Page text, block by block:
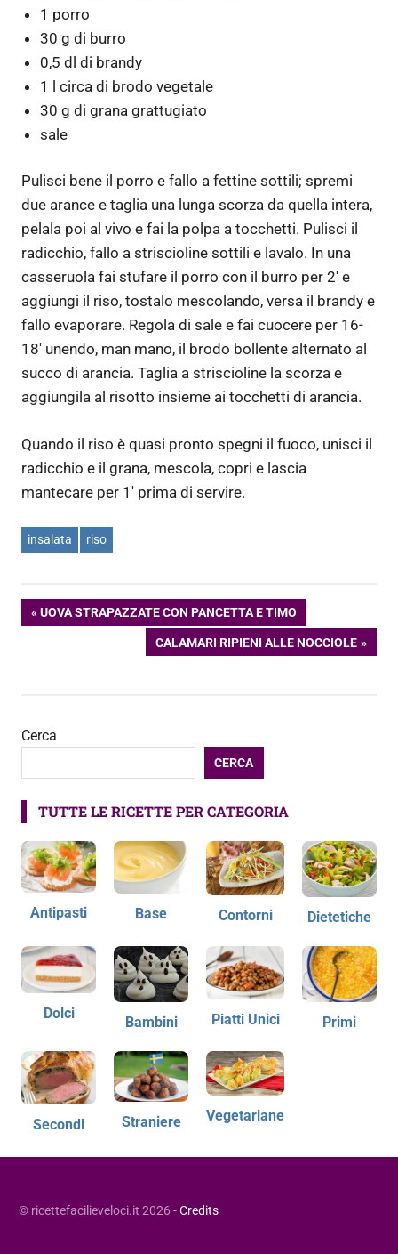
1 porro
30 g di burro
0,5 dl di brandy
1 l circa di brodo vegetale
30 g di grana grattugiato
sale
Pulisci bene il porro e fallo a fettine sottili; spremi
due arance e taglia una lunga scorza da quella intera,
pelala poi al vivo e fai la polpa a tocchetti. Pulisci il
radicchio, fallo a striscioline sottili e lavalo. In una
casseruola fai stufare il porro con il burro per 2′ e
aggiungi il riso, tostalo mescolando, versa il brandy e
fallo evaporare. Regola di sale e fai cuocere per 16-
18′ unendo, man mano, il brodo bollente alternato al
succo di arancia. Taglia a striscioline la scorza e
aggiungila al risotto insieme ai tocchetti di arancia.
Quando il riso è quasi pronto spegni il fuoco, unisci il
radicchio e il grana, mescola, copri e lascia
mantecare per 1′ prima di servire.
insalata riso
Navigazione
ARTICOLO
UOVA STRAPAZZATE CON PANCETTA E TIMO
ARTICOLO
SUCCESSIVO:
CALAMARI RIPIENI ALLE NOCCIOLE
Cerca
CERCA
TUTTE LE RICETTE PER CATEGORIA
Antipasti Base Contorni Dietetiche
Dolci
Bambini Piatti Unici Primi
Secondi Straniere Vegetariane
© ricettefacilieveloci.it 2026 -Credits